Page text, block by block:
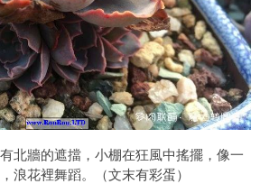
北牆的遮擋，小棚在狂風中搖擺，像一
浪花裡舞蹈。（文末有彩蛋）